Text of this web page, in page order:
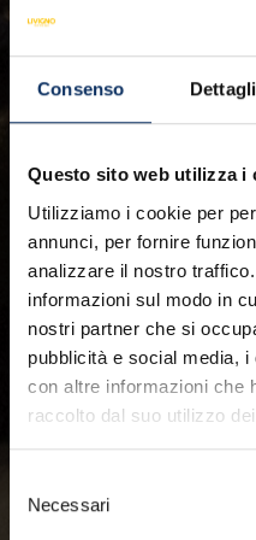
Consenso Dettagli
Questo sito web utilizza i
Utilizziamo i cookie per
annunci, per fornire
analizzare il nostro
informazioni sul modo in
nostri partner che si
pubblicità e social media,
con altre informazioni che
raccolto dal suo utilizzo
delNecessari